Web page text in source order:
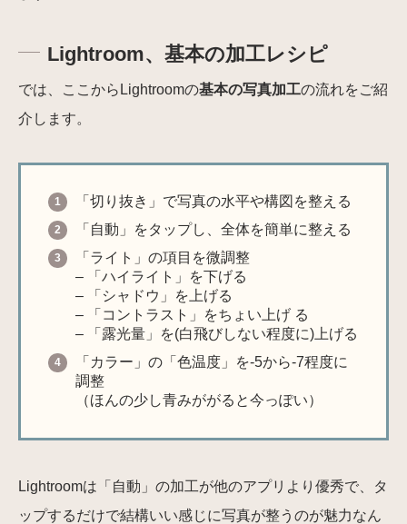
Lightroom、基本の加工レシピ
では、ここからLightroomの基本の写真加工の流れをご紹
介します。
「切り抜き」で写真の水平や構図を整える
「自動」をタップし、全体を簡単に整える
「ライト」の項目を微調整
– 「ハイライト」を下げる
– 「シャドウ」を上げる
– 「コントラスト」をちょい上げ る
– 「露光量」を(白飛びしない程度に)上げる
「カラー」の「色温度」を-5から-7程度に
調整
（ほんの少し青みががると今っぽい）
Lightroomは「自動」の加工が他のアプリより優秀で、タ
ップするだけで結構いい感じに写真が整うのが魅力なん